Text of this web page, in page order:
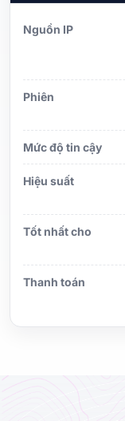
Nguồn IP
Phiên
Mức độ tin cậy
Hiệu suất
Tốt nhất cho
Thanh toán